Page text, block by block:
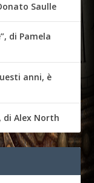
Saulle
di Pamela
anni, è
di Alex North